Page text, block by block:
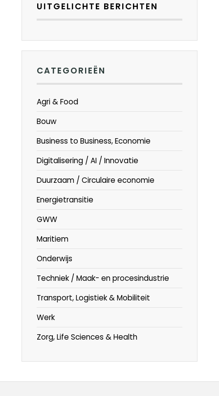
UITGELICHTE BERICHTEN
CATEGORIEËN
Agri & Food
Bouw
Business to Business, Economie
Digitalisering / AI / Innovatie
Duurzaam / Circulaire economie
Energietransitie
GWW
Maritiem
Onderwijs
Techniek / Maak- en procesindustrie
Transport, Logistiek & Mobiliteit
Werk
Zorg, Life Sciences & Health